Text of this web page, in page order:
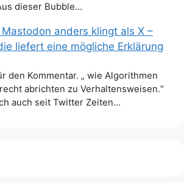
dieser Bubble…
Mastodon anders klingt als X –
liefert eine mögliche Erklärung
den Kommentar. „ wie Algorithmen
abrichten zu Verhaltensweisen.“
auch seit Twitter Zeiten…